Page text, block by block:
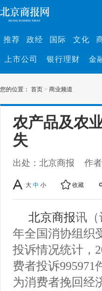
推荐 政经 国际 文化
上市公司 银行理财 金
您的位置： 首页 > 商业频道
农产品及农
失
出处：北京商报 作
大 中 小 收藏
北京商报讯（
年全国消协组织
投诉情况统计，
费者投诉995971
为消费者挽回经